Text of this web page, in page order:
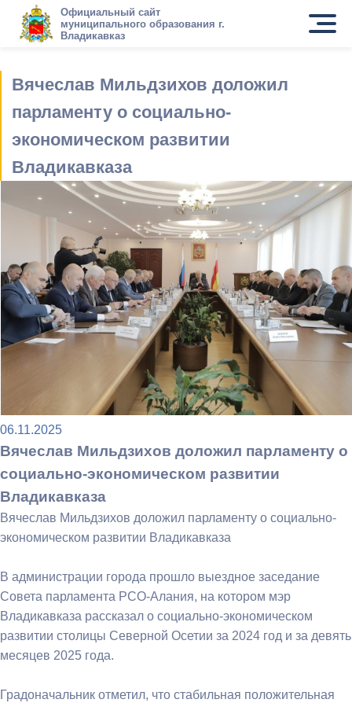
Официальный сайт
муниципального образования г.
Владикавказ
Вячеслав Мильдзихов доложил
парламенту о социально-
экономическом развитии
Владикавказа
06.11.2025
Вячеслав Мильдзихов доложил парламенту о
социально-экономическом развитии
Владикавказа
Вячеслав Мильдзихов доложил парламенту о социально-
экономическом развитии Владикавказа
В администрации города прошло выездное заседание
Совета парламента РСО-Алания, на котором мэр
Владикавказа рассказал о социально-экономическом
развитии столицы Северной Осетии за 2024 год и за девять
месяцев 2025 года.
Градоначальник отметил, что стабильная положительная